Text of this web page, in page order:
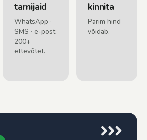
tarnijaid
WhatsApp ·
SMS · e-post.
200+
ettevõtet.
kinnita
Parim hind
võidab.